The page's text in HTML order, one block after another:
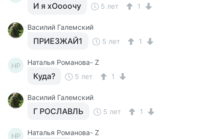
И я хОооочу 5 лет 1
Василий Галемский
ПРИЕЗЖАЙ1 5 лет 1
НР Наталья Романова- Z
Куда? 5 лет 1
Василий Галемский
Г РОСЛАВЛЬ 5 лет 1
НР Наталья Романова- Z